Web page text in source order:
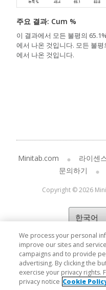
주요 결과: Cum %
이 결과에서 모든 불평의
에서 나온 것입니다. 모든 불
에서 나온 것입니다.
Minitab.com 라이센
문의하기
Copyright © 2026
We process your personal
improve our sites and
campaigns and to provide
advertising. By clicking the
exercise your privacy rights.
privacy notice Cookie